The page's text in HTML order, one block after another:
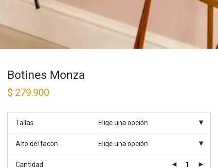
Botines Monza
$ 279.900
Tallas
Alto del tacón
Cantidad